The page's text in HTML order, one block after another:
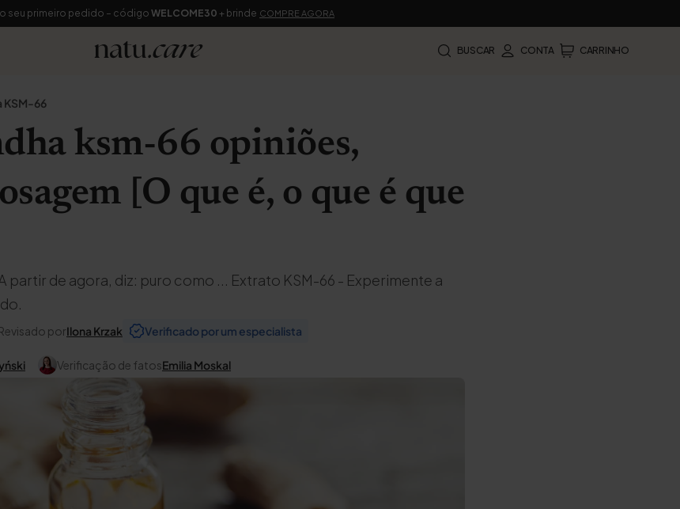
seu primeiro pedido – código WELCOME30 + brinde COMPRE AGORA
BUSCAR CONTA CARRINHO
KSM-66
ksm-66 opiniões,
[O que é, o que é que
partir de agora, diz: puro como ... Extrato KSM-66 - Experimente a
porIlona Krzak Verificado por um especialista
Verificação de fatosEmilia Moskal